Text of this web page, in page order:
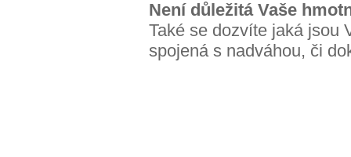
Není důležitá Vaše
Také se dozvíte jaká jsou
spojená s nadváhou, či